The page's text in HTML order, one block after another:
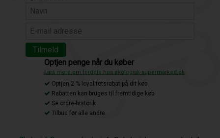
Optjen penge når du køber
Læs mere om fordele hos økologisk-supermarked.dk
Optjen 2 % loyalitetsrabat på dit køb
Rabatten kan bruges til fremtidige køb
Se ordre-historik
Tilbud før alle andre